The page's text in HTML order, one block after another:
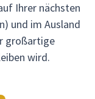
Ihrer nächsten
und im Ausland
großartige
wird.